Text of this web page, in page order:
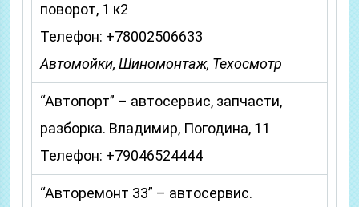
поворот, 1 к2
Телефон: +78002506633
Автомойки, Шиномонтаж, Техосмотр
“Автопорт” – автосервис, запчасти,
разборка. Владимир, Погодина, 11
Телефон: +79046524444
“Авторемонт 33” – автосервис.